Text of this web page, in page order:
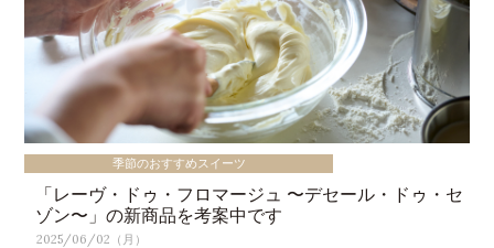
季節のおすすめスイーツ
「レーヴ・ドゥ・フロマージュ 〜デセール・ドゥ・セ
ゾン〜」の新商品を考案中です
2025/06/02（月）